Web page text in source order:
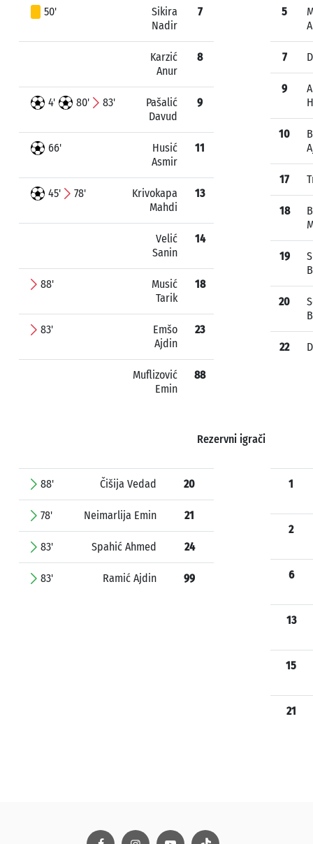
50'
Sikira
Nadir
7
Karzić
Anur
8
4' 80' 83'
Pašalić
Davud
9
66'
Husić
Asmir
11
45' 78'
Krivokapa
Mahdi
13
Velić
Sanin
14
88'
Musić
Tarik
18
83'
Emšo
Ajdin
23
Muflizović
Emin
88
5
7
9
10
17
18
19
20
22
Rezervni igrači
88' Čišija Vedad 20
78' Neimarlija Emin 21
83' Spahić Ahmed 24
83' Ramić Ajdin 99
1
2
6
13
15
21